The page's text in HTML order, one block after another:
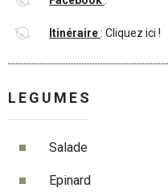
Itinéraire: Cliquez ici !
LEGUMES
Salade
Epinard